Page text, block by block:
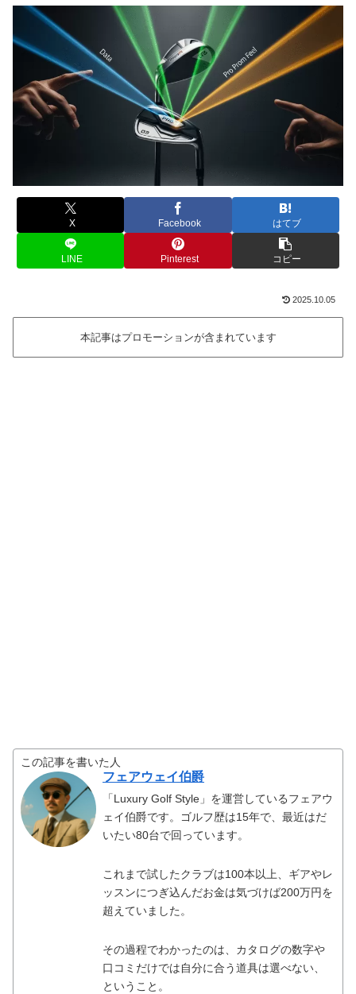
X Facebook はてブ
LINE Pinterest コピー
2025.10.05
本記事はプロモーションが含まれています
この記事を書いた人
フェアウェイ伯爵
「Luxury Golf Style」を運営しているフェアウ
ェイ伯爵です。ゴルフ歴は15年で、最近はだ
いたい80台で回っています。
これまで試したクラブは100本以上、ギアやレ
ッスンにつぎ込んだお金は気づけば200万円を
超えていました。
その過程でわかったのは、カタログの数字や
口コミだけでは自分に合う道具は選べない、
ということ。